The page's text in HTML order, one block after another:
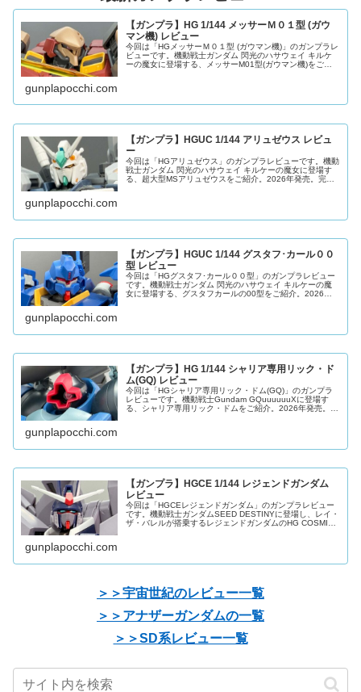
【ガンプラ】HG 1/144 メッサーＭ０１型 (ガウ
マン機) レビュー
今回は「HGメッサーＭ０１型 (ガウマン機)」のガンプラレ
ビューです。機動戦士ガンダム 閃光のハサウェイ キルケ
ーの魔女に登場する、メッサーM01型(ガウマン機)をご紹
gunplapocchi.com
【ガンプラ】HGUC 1/144 アリュゼウス レビュ
ー
今回は「HGアリュゼウス」のガンプラレビューです。機動
戦士ガンダム 閃光のハサウェイ キルケーの魔女に登場す
る、超大型MSアリュゼウスをご紹介。2026年発売。完全
gunplapocchi.com
【ガンプラ】HGUC 1/144 グスタフ･カール００
型 レビュー
今回は「HGグスタフ･カール００型」のガンプラレビュー
です。機動戦士ガンダム 閃光のハサウェイ キルケーの魔
女に登場する、グスタフカールの00型をご紹介。2026年
gunplapocchi.com
【ガンプラ】HG 1/144 シャリア専用リック・ド
ム(GQ) レビュー
今回は「HGシャリア専用リック・ドム(GQ)」のガンプラ
レビューです。機動戦士Gundam GQuuuuuuXに登場す
る、シャリア専用リック・ドムをご紹介。2026年発売。ブ
gunplapocchi.com
【ガンプラ】HGCE 1/144 レジェンドガンダム
レビュー
今回は「HGCEレジェンドガンダム」のガンプラレビュー
です。機動戦士ガンダムSEED DESTINYに登場し、レイ・
ザ・バレルが搭乗するレジェンドガンダムのHG COSMIC
gunplapocchi.com
＞＞宇宙世紀のレビュー一覧
＞＞アナザーガンダムの一覧
＞＞SD系レビュー一覧